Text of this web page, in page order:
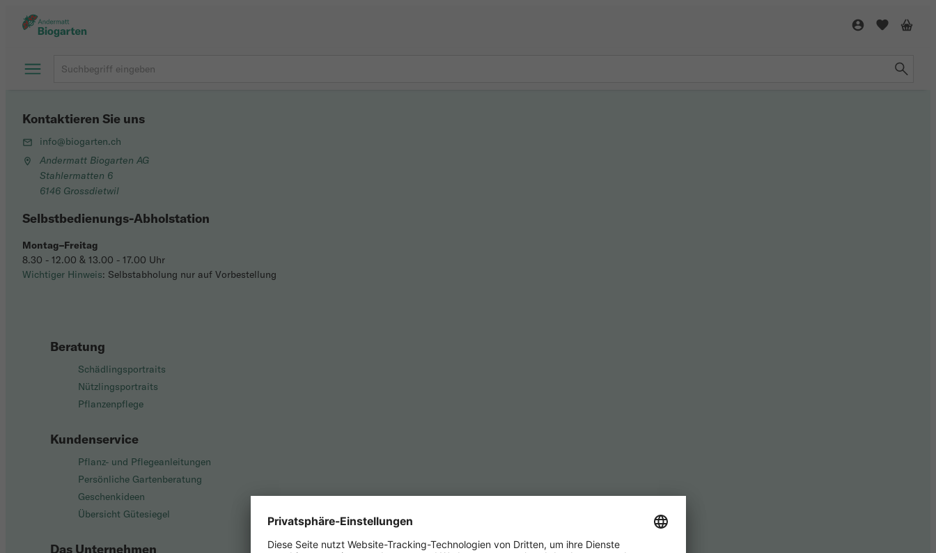
Beratung
Schädlingsportraits
Nützlingsportraits
Pflanzenpflege
Kundenservice
Pflanz- und Pflegeanleitungen
Persönliche Gartenberatung
Geschenkideen
Übersicht Gütesiegel
Das Unternehmen
Kontaktieren Sie uns
info@biogarten.ch
Andermatt Biogarten AG
Stahlermatten 6
6146 Grossdietwil
Selbstbedienungs-Abholstation
Montag–Freitag
8.30 - 12.00 & 13.00 - 17.00 Uhr
Wichtiger Hinweis: Selbstabholung nur auf Vorbestellung